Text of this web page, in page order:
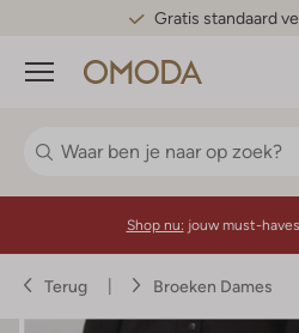
Gratis standaard
Menu
Shop nu: jouw must-
Terug Broeken Dames